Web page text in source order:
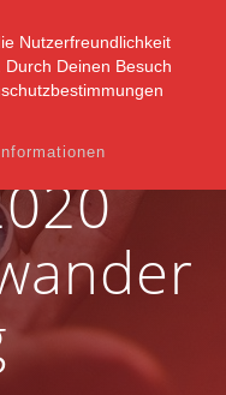
Nutzerfreundlichkeit
Deinen Besuch